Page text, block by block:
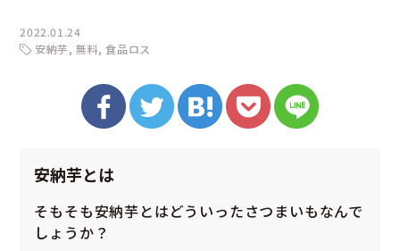
2022.01.24
安納芋 無料 食品ロス
安納芋とは
そもそも安納芋とはどういったさつまいもなんで
しょうか？